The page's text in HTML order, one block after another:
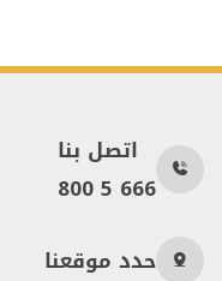
اتصل بنا
800 5 666
حدد موقعنا